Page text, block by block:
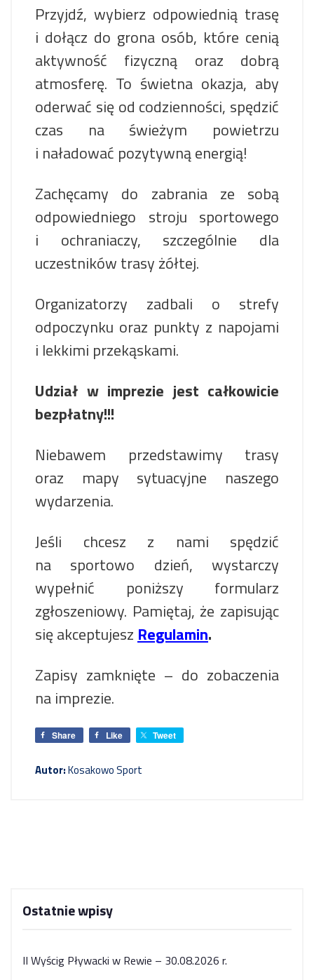
Przyjdź, wybierz odpowiednią trasę
i dołącz do grona osób, które cenią
aktywność fizyczną oraz dobrą
atmosferę. To świetna okazja, aby
oderwać się od codzienności, spędzić
czas na świeżym powietrzu
i naładować pozytywną energią!
Zachęcamy do zabrania ze sobą
odpowiedniego stroju sportowego
i ochraniaczy, szczególnie dla
uczestników trasy żółtej.
Organizatorzy zadbali o strefy
odpoczynku oraz punkty z napojami
i lekkimi przekąskami.
Udział w imprezie jest całkowicie
bezpłatny!!!
Niebawem przedstawimy trasy
oraz mapy sytuacyjne naszego
wydarzenia.
Jeśli chcesz z nami spędzić
na sportowo dzień, wystarczy
wypełnić poniższy formularz
zgłoszeniowy. Pamiętaj, że zapisując
się akceptujesz Regulamin.
Zapisy zamknięte – do zobaczenia
na imprezie.
Share Like Tweet
Autor:Kosakowo Sport
Ostatnie wpisy
II Wyścig Pływacki w Rewie – 30.08.2026 r.